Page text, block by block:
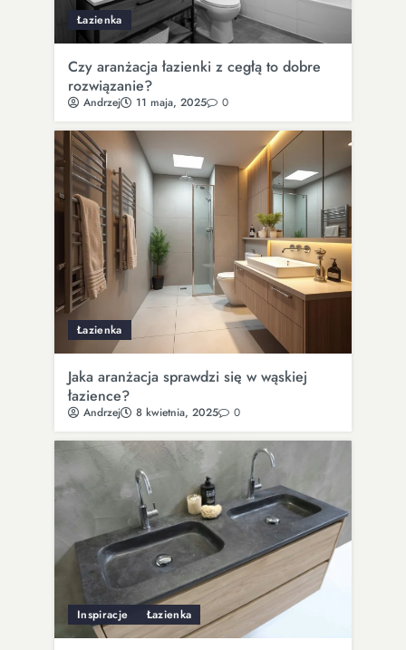
Łazienka
Czy aranżacja łazienki z cegłą to dobre
rozwiązanie?
Andrzej 11 maja, 2025 0
Łazienka
Jaka aranżacja sprawdzi się w wąskiej
łazience?
Andrzej 8 kwietnia, 2025 0
Inspiracje Łazienka